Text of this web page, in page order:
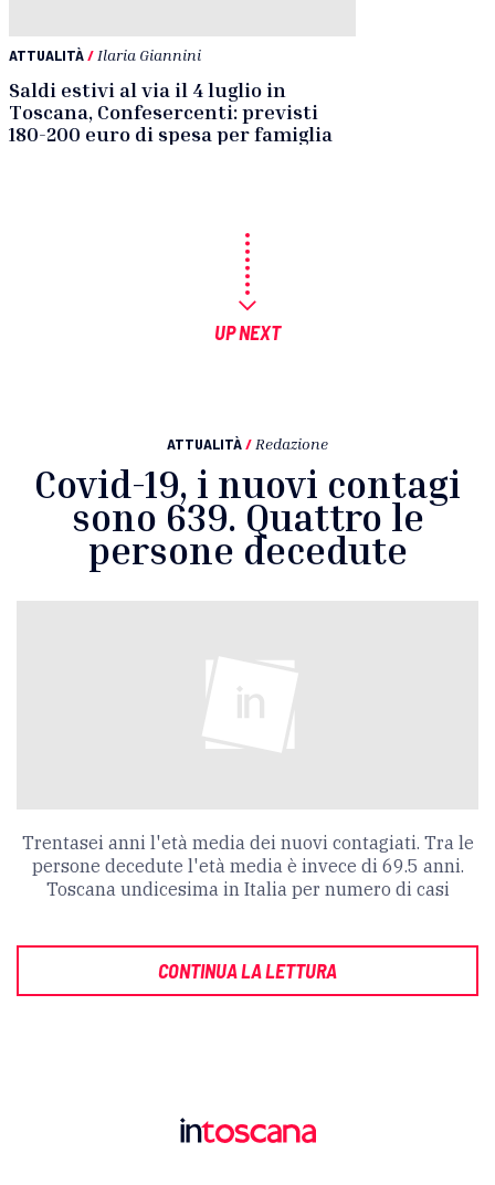
ATTUALITÀ/ Ilaria Giannini
Saldi estivi al via il 4 luglio in
Toscana, Confesercenti: previsti
180-200 euro di spesa per famiglia
UP NEXT
ATTUALITÀ/ Redazione
Covid-19, i nuovi contagi
sono 639. Quattro le
persone decedute
Trentasei anni l'età media dei nuovi contagiati. Tra le
persone decedute l'età media è invece di 69.5 anni.
Toscana undicesima in Italia per numero di casi
CONTINUA LA LETTURA